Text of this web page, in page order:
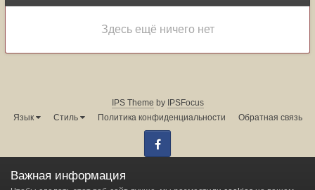
Здесь ещё ничего нет
IPS Theme by IPSFocus
Язык
Стиль Политика конфиденциальности Обратная связь
Администрация форума:
Powered by Invision Community
Важная информация